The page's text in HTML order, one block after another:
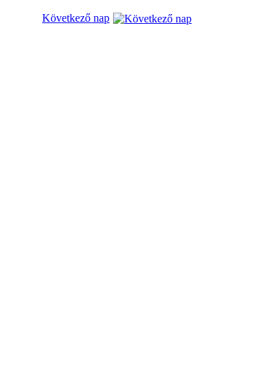
Következő nap